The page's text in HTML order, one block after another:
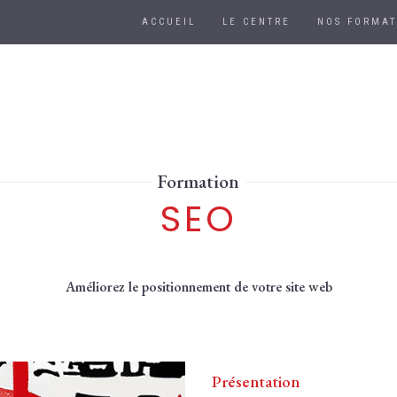
ACCUEIL LE CENTRE NOS
Formation
SEO
Améliorez le positionnement de votre site web
Présentation